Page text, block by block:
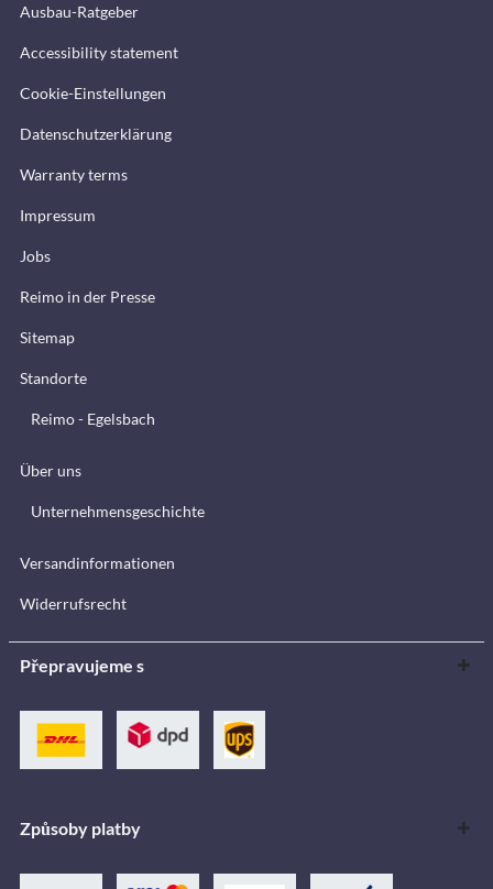
Ausbau-Ratgeber
Accessibility statement
Cookie-Einstellungen
Datenschutzerklärung
Warranty terms
Impressum
Jobs
Reimo in der Presse
Sitemap
Standorte
Reimo - Egelsbach
Über uns
Unternehmensgeschichte
Versandinformationen
Widerrufsrecht
Přepravujeme s
Způsoby platby